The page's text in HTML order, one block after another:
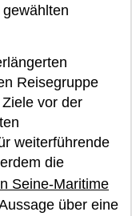
Reisegruppe
vor der
weiterführende
die
Seine-Maritime
über eine